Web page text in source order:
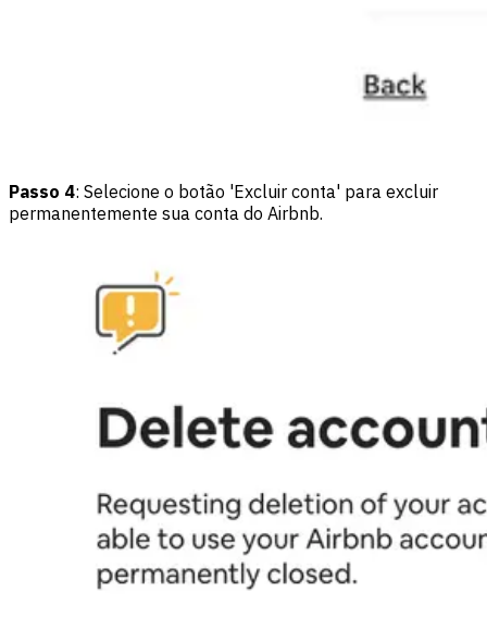
Passo 4: Selecione o botão 'Excluir conta' para excluir
permanentemente sua conta do Airbnb.